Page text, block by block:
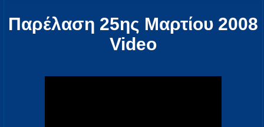
Παρέλαση 25ης Μαρτίου 2008
Video